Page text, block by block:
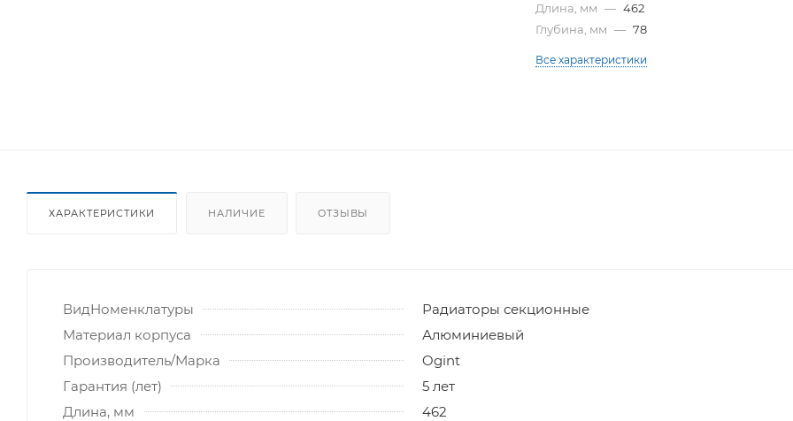
Длина, мм — 462
Глубина, мм — 78
Все характеристики
ХАРАКТЕРИСТИКИ НАЛИЧИЕ ОТЗЫВЫ
ВидНоменклатуры
Радиаторы секционные
Материал корпуса
Алюминиевый
Производитель/Марка
Ogint
Гарантия (лет)
5 лет
Длина, мм
462